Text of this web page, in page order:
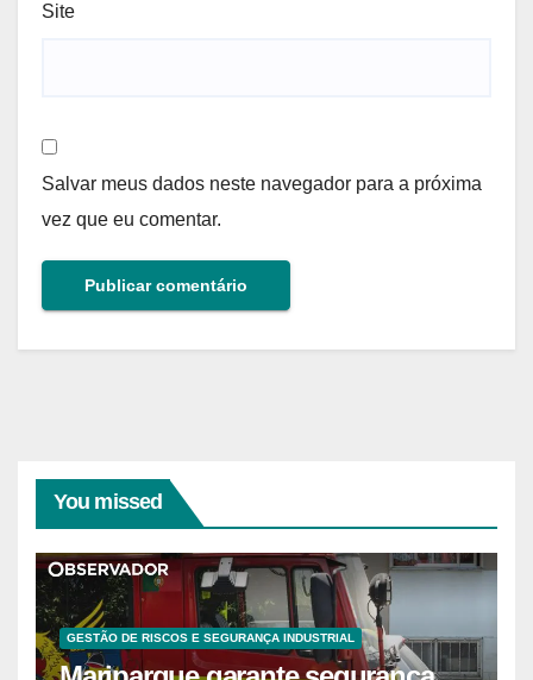
Site
Salvar meus dados neste navegador para a próxima
vez que eu comentar.
You missed
GESTÃO DE RISCOS E SEGURANÇA INDUSTRIAL